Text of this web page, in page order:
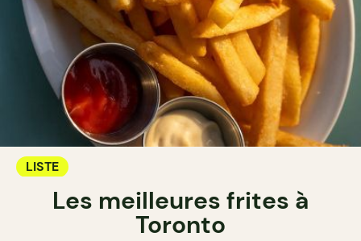
LISTE
Les meilleures frites à
Toronto